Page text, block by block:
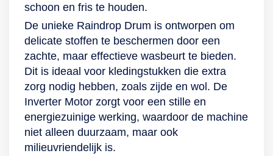
schoon en fris te houden.
De unieke Raindrop Drum is ontworpen om
delicate stoffen te beschermen door een
zachte, maar effectieve wasbeurt te bieden.
Dit is ideaal voor kledingstukken die extra
zorg nodig hebben, zoals zijde en wol. De
Inverter Motor zorgt voor een stille en
energiezuinige werking, waardoor de machine
niet alleen duurzaam, maar ook
milieuvriendelijk is.